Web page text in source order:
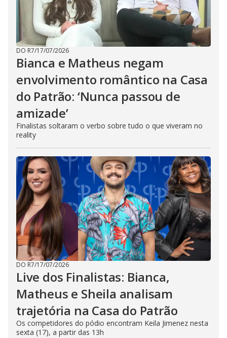
DO R7/17/07/2026
Bianca e Matheus negam
envolvimento romântico na Casa
do Patrão: ‘Nunca passou de
amizade’
Finalistas soltaram o verbo sobre tudo o que viveram no
reality
DO R7/17/07/2026
Live dos Finalistas: Bianca,
Matheus e Sheila analisam
trajetória na Casa do Patrão
Os competidores do pódio encontram Keila Jimenez nesta
sexta (17), a partir das 13h